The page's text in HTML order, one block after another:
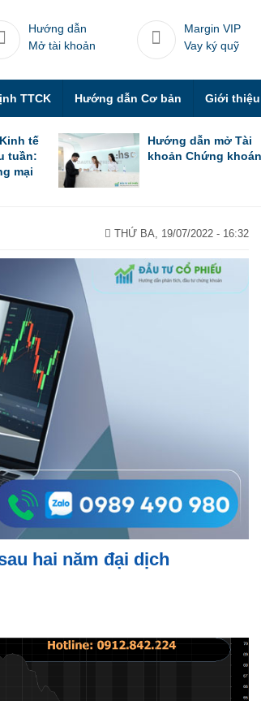
Hướng dẫn
Mở tài khoản
Margin VIP
Vay ký quỹ
TTCK Hướng dẫn Cơ bản Giới thiệu
tế
tuần:
mại
Hướng dẫn mở Tài
khoản Chứng khoán
THỨ BA, 19/07/2022 - 16:32
hai năm đại dịch